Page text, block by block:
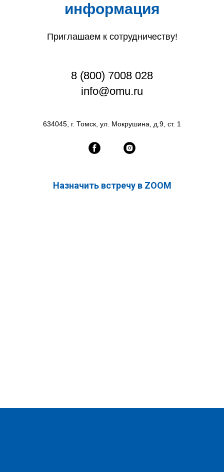
информация
Приглашаем к сотрудничеству!
8 (800) 7008 028
info@omu.ru
634045, г. Томск, ул. Мокрушина, д.9, ст. 1
Назначить встречу в ZOOM